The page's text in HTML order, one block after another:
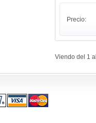
Precio:
Viendo del 1 al